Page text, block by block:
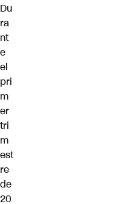
Du
ra
nt
e
el
pri
m
er
tri
m
est
re
de
20